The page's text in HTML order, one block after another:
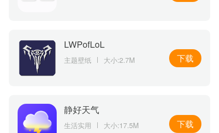
LWPofLoL
主题壁纸 大小:2.7M 下载
静好天气
生活实用 大小:17.5M 下载